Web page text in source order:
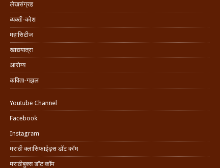
लेखसंग्रह
व्यक्ती-कोश
महासिटीज
खाद्ययात्रा
आरोग्य
कविता-गझल
Youtube Channel
Facebook
Instagram
मराठी क्लासिफाईड्स डॉट कॉम
मराठीबुक्स डॉट कॉम